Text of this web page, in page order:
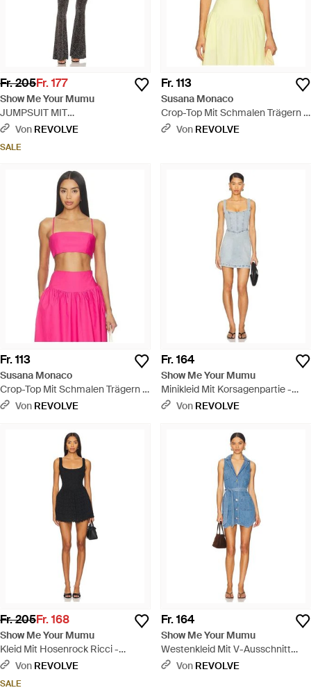
Fr. 205Fr. 177
Show Me Your Mumu
JUMPSUIT MIT
AUSGESTELLTEM BEIN
Von REVOLVE
SALE
Fr. 113
Susana Monaco
Crop-Top Mit Schmalen Trägern -
GelbVon REVOLVE
Fr. 113
Susana Monaco
Crop-Top Mit Schmalen Trägern -
PinkVon REVOLVE
Fr. 164
Show Me Your Mumu
Minikleid Mit Korsagenpartie -
BlauVon REVOLVE
Fr. 205Fr. 168
Show Me Your Mumu
Kleid Mit Hosenrock Ricci -
Schwarz
Von REVOLVE
SALE
Fr. 164
Show Me Your Mumu
Westenkleid Mit V-Ausschnitt
Fairfield - Blau
Von REVOLVE